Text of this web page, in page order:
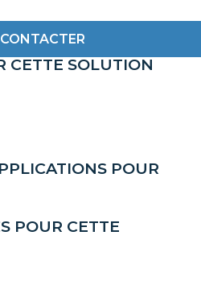
CETTE SOLUTION
POUR
POUR CETTE